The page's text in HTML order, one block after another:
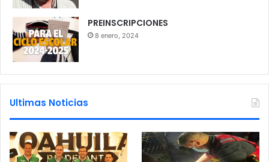
PREINSCRIPCIONES
8 enero, 2024
Ultimas Noticias